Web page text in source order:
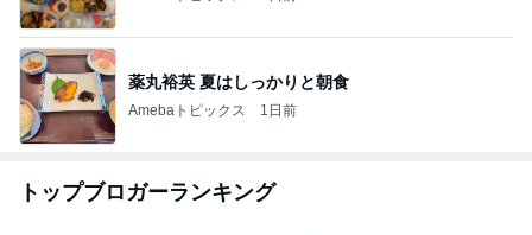
薬丸裕英 夏はしっかりと朝食
Amebaトピックス 1日前
トップブロガーランキング